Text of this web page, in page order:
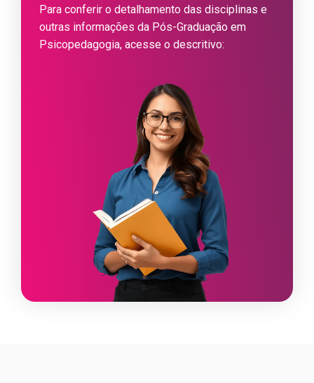
Para conferir o detalhamento das disciplinas e
outras informações da Pós-Graduação em
Psicopedagogia, acesse o descritivo: